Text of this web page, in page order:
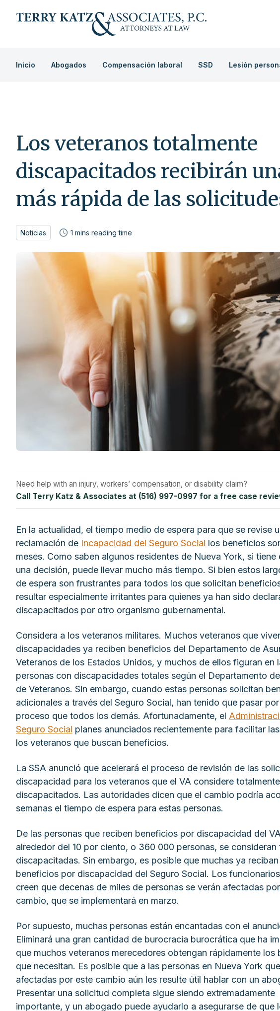
Inicio Abogados Compensación laboral SSD Lesión
Los veteranos totalmente
discapacitados recibirán
más rápida de las
Noticias 1 mins reading time
Need help with an injury, workers’ compensation, or disability claim?
Call Terry Katz & Associates at (516) 997-0997 for a free case
En la actualidad, el tiempo medio de espera para que se revise
reclamación de Incapacidad del Seguro Social los beneficios
meses. Como saben algunos residentes de Nueva York, si tiene
una decisión, puede llevar mucho más tiempo. Si bien estos
de espera son frustrantes para todos los que solicitan
resultar especialmente irritantes para quienes ya han sido
discapacitados por otro organismo gubernamental.
Considera a los veteranos militares. Muchos veteranos que
discapacidades ya reciben beneficios del Departamento de
Veteranos de los Estados Unidos, y muchos de ellos figuran en
personas con discapacidades totales según el Departamento
de Veteranos. Sin embargo, cuando estas personas solicitan
adicionales a través del Seguro Social, han tenido que pasar
proceso que todos los demás. Afortunadamente, el
Seguro Social planes anunciados recientemente para facilitar
los veteranos que buscan beneficios.
La SSA anunció que acelerará el proceso de revisión de las
discapacidad para los veteranos que el VA considere totalmente
discapacitados. Las autoridades dicen que el cambio podría
semanas el tiempo de espera para estas personas.
De las personas que reciben beneficios por discapacidad del
alrededor del 10 por ciento, o 360 000 personas, se consideran
discapacitadas. Sin embargo, es posible que muchas ya
beneficios por discapacidad del Seguro Social. Los
creen que decenas de miles de personas se verán afectadas
cambio, que se implementará en marzo.
Por supuesto, muchas personas están encantadas con el
Eliminará una gran cantidad de burocracia burocrática que ha
que muchos veteranos merecedores obtengan rápidamente los
que necesitan. Es posible que a las personas en Nueva York
afectadas por este cambio aún les resulte útil hablar con un
Presentar una solicitud completa sigue siendo extremadamente
importante, y un abogado puede ayudarlo a asegurarse de que